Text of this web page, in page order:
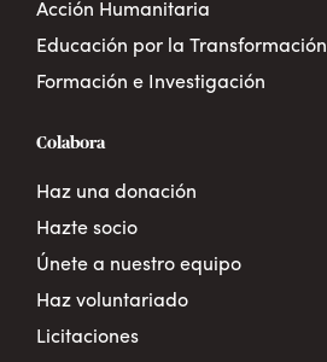
Acción Humanitaria
Educación por la Transformación
Formación e Investigación
Colabora
Haz una donación
Hazte socio
Únete a nuestro equipo
Haz voluntariado
Licitaciones